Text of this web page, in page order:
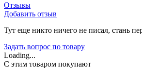
Отзывы
Добавить отзыв
Тут еще никто ничего не писал, стань
Задать вопрос по товару
Loading...
C этим товаром покупают